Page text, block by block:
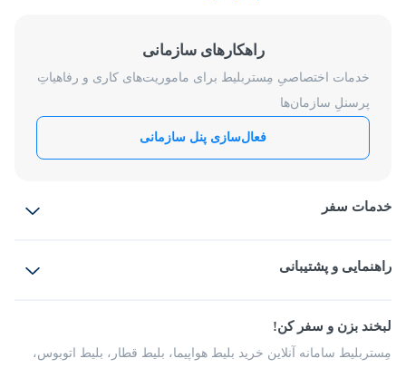
راهکارهای سازمانی
خدمات اختصاصیِ مِستربلیط برای ماموریت‌های کاری و رفاهیاتِ
پرسنلِ سازمان‌ها
فعال‌سازی پنل سازمانی
خدمات سفر
بلیط قطار
راهنمایی و پشتیبانی
شرایط و مقررات
راهکار سازمانی
فرصت‌های شغلی
لبخند بزن و سفر کن!
مِستربلیط سامانه آنلاین خرید بلیط هواپیما، بلیط قطار، بلیط اتوبوس،